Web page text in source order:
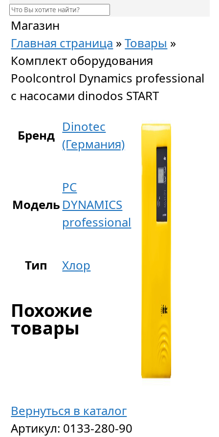
Магазин
Главная страница »Товары »
Комплект оборудования
Poolcontrol Dynamics professional
с насосами dinodos START
Вернуться в каталог
Артикул: 0133-280-90
Бренд
Dinotec
(Германия)
Модель
PC
DYNAMICS
professional
Тип Хлор
Похожие
товары